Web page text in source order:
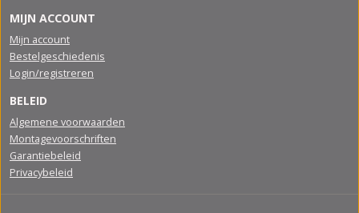
MIJN ACCOUNT
Mijn account
Bestelgeschiedenis
Login/registreren
BELEID
Algemene voorwaarden
Montagevoorschriften
Garantiebeleid
Privacybeleid